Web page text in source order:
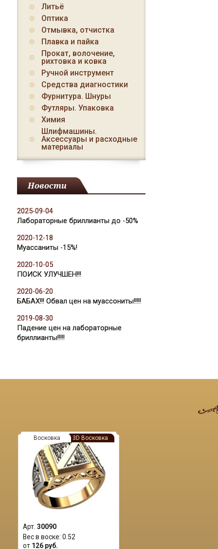
Литьё
Оптика
Отмывка, отчистка
Плавка и пайка
Прокат, волочение,
рихтовка и ковка
Ручной инструмент
Средства диагностики
Фурнитура. Шнуры
Футляры. Упаковка
Химия
Шлифмашины.
Аксессуары и расходные
материалы
Новости
2025-09-04
Лабораторные бриллианты до -50%
2020-12-18
Муассаниты -15%!
2020-10-05
ПОИСК УЛУЧШЕН!!!
2020-06-20
БАБАХ!!! Обвал цен на муассониты!!!!!
2019-08-30
Падение цен на лабораторные
бриллианты!!!!!
Восковка 3D Восковка
Арт. 30090
Вес в воске: 0.52
от 126 руб.